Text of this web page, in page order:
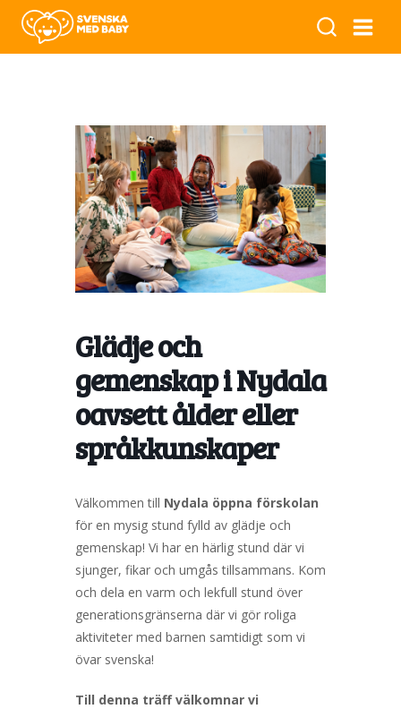
Glädje och
gemenskap i Nydala
oavsett ålder eller
språkkunskaper
Välkommen till Nydala öppna förskolan
för en mysig stund fylld av glädje och
gemenskap! Vi har en härlig stund där vi
sjunger, fikar och umgås tillsammans. Kom
och dela en varm och lekfull stund över
generationsgränserna där vi gör roliga
aktiviteter med barnen samtidigt som vi
övar svenska!
Till denna träff välkomnar vi